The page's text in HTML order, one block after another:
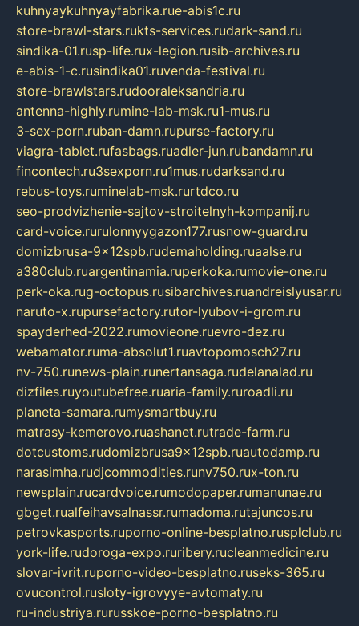
kuhnyaykuhnyayfabrika.rue-abis1c.ru
store-brawl-stars.rukts-services.rudark-sand.ru
sindika-01.rusp-life.rux-legion.rusib-archives.ru
e-abis-1-c.rusindika01.ruvenda-festival.ru
store-brawlstars.rudooraleksandria.ru
antenna-highly.rumine-lab-msk.ru1-mus.ru
3-sex-porn.ruban-damn.rupurse-factory.ru
viagra-tablet.rufasbags.ruadler-jun.rubandamn.ru
fincontech.ru3sexporn.ru1mus.rudarksand.ru
rebus-toys.ruminelab-msk.rurtdco.ru
seo-prodvizhenie-sajtov-stroitelnyh-kompanij.ru
card-voice.rurulonnyygazon177.rusnow-guard.ru
domizbrusa-9x12spb.rudemaholding.ruaalse.ru
a380club.ruargentinamia.ruperkoka.rumovie-one.ru
perk-oka.rug-octopus.rusibarchives.ruandreislyusar.ru
naruto-x.rupursefactory.rutor-lyubov-i-grom.ru
spayderhed-2022.rumovieone.ruevro-dez.ru
webamator.ruma-absolut1.ruavtopomosch27.ru
nv-750.runews-plain.runertansaga.rudelanalad.ru
dizfiles.ruyoutubefree.ruaria-family.ruroadli.ru
planeta-samara.rumysmartbuy.ru
matrasy-kemerovo.ruashanet.rutrade-farm.ru
dotcustoms.rudomizbrusa9x12spb.ruautodamp.ru
narasimha.rudjcommodities.runv750.rux-ton.ru
newsplain.rucardvoice.rumodopaper.rumanunae.ru
gbget.rualfeihavsalnassr.rumadoma.rutajuncos.ru
petrovkasports.ruporno-online-besplatno.rusplclub.ru
york-life.rudoroga-expo.ruribery.rucleanmedicine.ru
slovar-ivrit.ruporno-video-besplatno.ruseks-365.ru
ovucontrol.rusloty-igrovyye-avtomaty.ru
ru-industriya.rurusskoe-porno-besplatno.ru